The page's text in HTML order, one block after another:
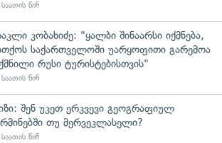
წინ
კობახიძე: "ყალბი შინაარსი იქმნება,
საქართველოში უარყოფითი გარემოა
რუსი ტურისტებისთვის"
წინ
შენ უკეთ ერკვევი გეოგრაფიულ
თუ მერვეკლასელი?
წინ